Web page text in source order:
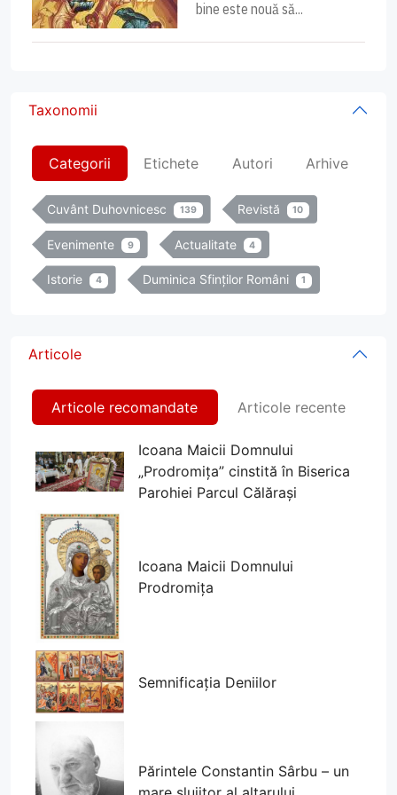
bine este nouă să...
Taxonomii
Categorii Etichete Autori Arhive
Cuvânt Duhovnicesc 139 Revistă 10
Evenimente 9 Actualitate 4
Istorie 4 Duminica Sfinților Români 1
Articole
Articole recomandate Articole recente
Icoana Maicii Domnului
„Prodromița” cinstită în Biserica
Parohiei Parcul Călărași
Icoana Maicii Domnului
Prodromița
Semnificația Deniilor
Părintele Constantin Sârbu – un